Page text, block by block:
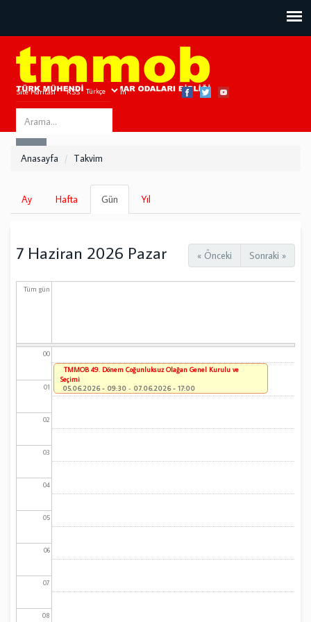
Site Haritası RSS Bize Ulaşın
Search
this
Anasayfa Takvim
Birincil
sekmeler
Ay Hafta Gün
sekme)
Yıl
« Önceki Sonraki »
7 Haziran 2026 Pazar
Tüm gün
00
01
02
03
04
05
06
07
08
TMMOB 49. Dönem Çoğunluksuz Olağan Genel Kurulu ve
Seçimi
05.06.2026 - 09:30 - 07.06.2026 - 17:00